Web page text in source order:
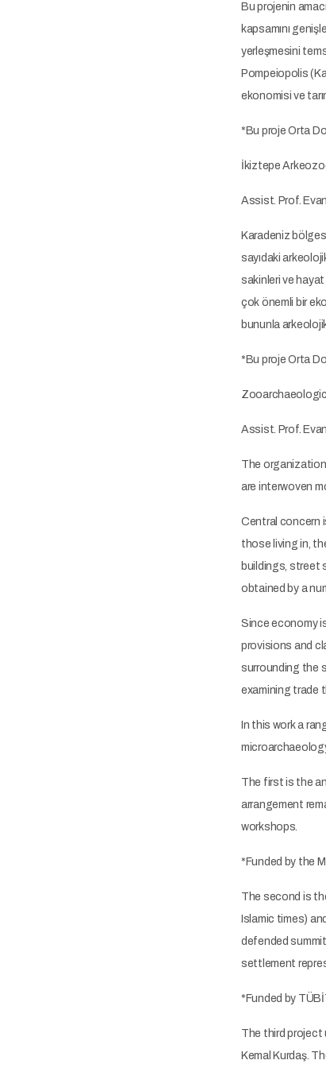
Bu projenin
kapsamını
yerleşmesini
Pompeiopolis
ekonomisi ve
*Bu proje Orta
İkiztepe
Assist. Prof.
Karadeniz
sayıdaki
sakinleri ve hayat
çok önemli bir
bununla
*Bu proje Orta
Assist. Prof.
The
are interwoven
Central concern
those living in,
buildings, street
obtained by a
Since economy
provisions and
surrounding the
examining trade
In this work a
The first is the
arrangement
workshops.
*Funded by the
The second is
Islamic times)
defended
settlement
*Funded by
The third project
Kemal Kurdaş.